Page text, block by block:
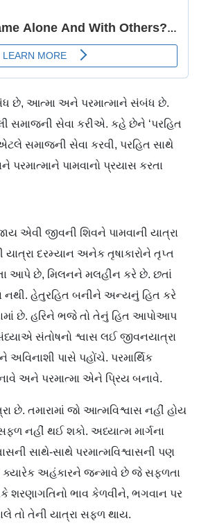
છે, આત્મા અને પરમાત્માને સંબંધ છે.
સમાજની સેવા કરીએ. કહે છેને ‘પરહિત
સમાજની સેવા કરવી, પરહિત સાથે
પામવાનો પ્રયાસ કરતા
એવી જીવની શિવને પામવાની યાત્રા
યાત્રા દરમ્યાન અનેક તૃષાકારોને તૃપ્ત
આપે છે, મિલનને મલહીન કરે છે. છતાં
નથી. હેતુરહિત બનીને અન્યનું હિત કરે
છે. હરિને ભજે તો તેનું હિત આપોઆપ
સંતોષનો શ્વાસ લઈ જીવનયાત્રા
પાસે પહોંચે. પરમાર્થિક
અને પરમાત્મા એને પ્રિય બનાવે.
છે. તમારામાં જો આત્મવિશ્વાસ નહીં હોય
નહીં થઈ શકો. અધ્યાત્મ માર્ગના
સાથે-સાથે પરમાત્મવિશ્વાસની પણ
અહંકારને જન્માવે છે જે સફળતા
શરણાગતિનો ભાવ કેળવીને, ભગવાન પર
તો તેની યાત્રા સફળ થાય.